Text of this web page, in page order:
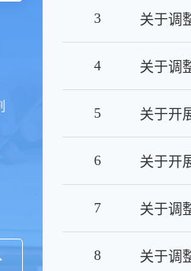
3 关于调
4 关于调
5
6
7 关于调
8 关于调